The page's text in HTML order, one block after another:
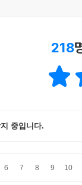
꼭 기억해야 할
남아 있기도 하
검출된 적도 있
적이 되는 것이다
218
중입니다.
6 7 8 9 10